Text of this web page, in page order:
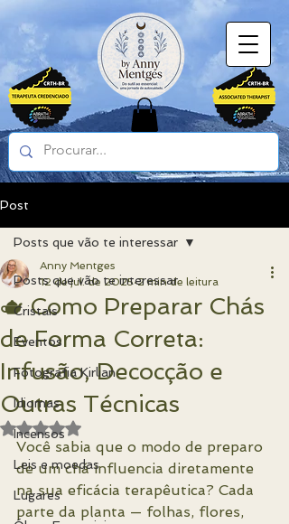
Post
Posts que vão te interessar
Cristais
Eventos
Fotografia Kirlian
Idiomas
Incensos
Leis e moedas
Lugares
Posts que vão te interessar
🫖 Como Preparar Chás
de Forma Correta:
Infusão, Decocção e
Outras Técnicas
Anny Mentges
12 de jul. de 2025 2 min de leitura
Avaliado com NaN de 5 estrelas.
Você sabia que o modo de preparo
de um chá influencia diretamente
na sua eficácia terapêutica? Cada
parte da planta — folhas, flores,